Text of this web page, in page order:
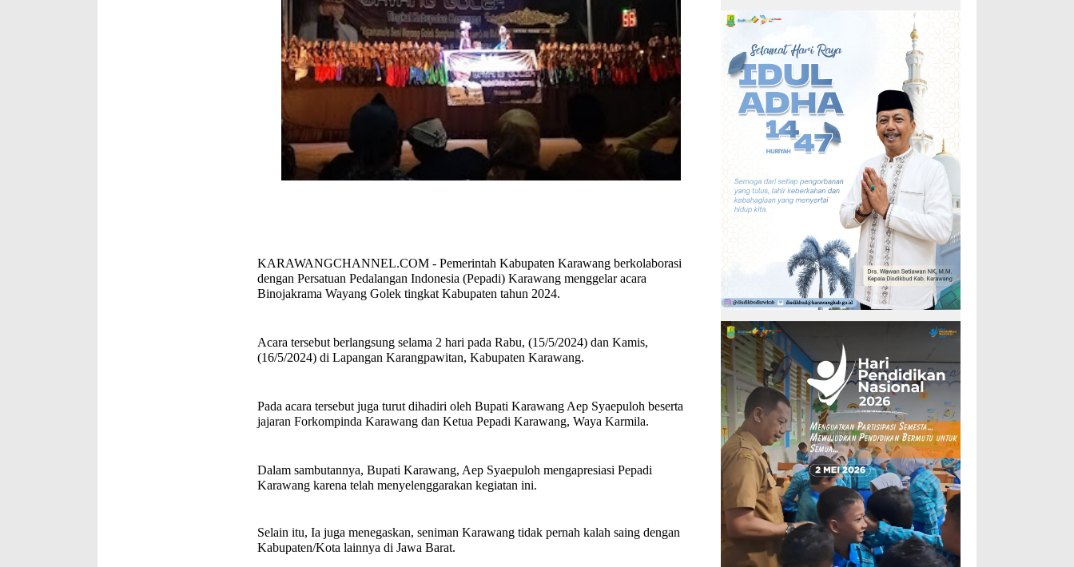
KARAWANGCHANNEL.COM - Pemerintah Kabupaten Karawang berkolaborasi
dengan Persatuan Pedalangan Indonesia (Pepadi) Karawang menggelar acara
Binojakrama Wayang Golek tingkat Kabupaten tahun 2024.
Acara tersebut berlangsung selama 2 hari pada Rabu, (15/5/2024) dan Kamis,
(16/5/2024) di Lapangan Karangpawitan, Kabupaten Karawang.
Pada acara tersebut juga turut dihadiri oleh Bupati Karawang Aep Syaepuloh beserta
jajaran Forkompinda Karawang dan Ketua Pepadi Karawang, Waya Karmila.
Dalam sambutannya, Bupati Karawang, Aep Syaepuloh mengapresiasi Pepadi
Karawang karena telah menyelenggarakan kegiatan ini.
Selain itu, Ia juga menegaskan, seniman Karawang tidak pernah kalah saing dengan
Kabupaten/Kota lainnya di Jawa Barat.